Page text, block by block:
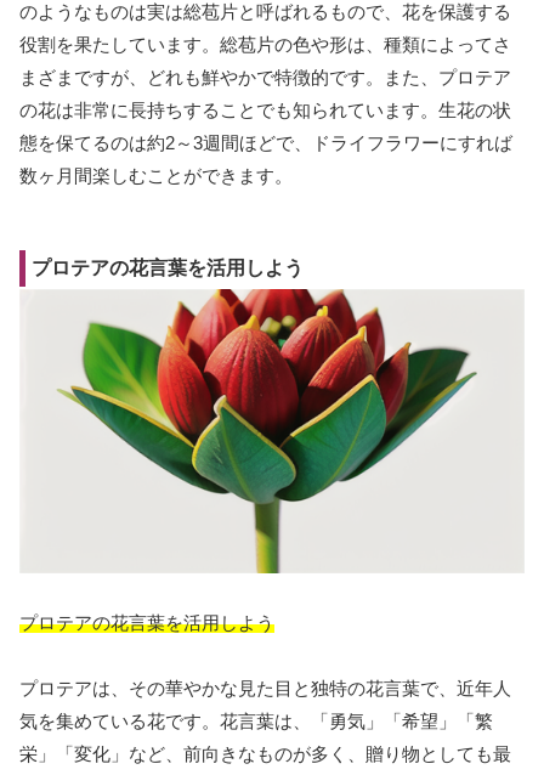
のようなものは実は総苞片と呼ばれるもので、花を保護する
役割を果たしています。総苞片の色や形は、種類によってさ
まざまですが、どれも鮮やかで特徴的です。また、プロテア
の花は非常に長持ちすることでも知られています。生花の状
態を保てるのは約2～3週間ほどで、ドライフラワーにすれば
数ヶ月間楽しむことができます。
プロテアの花言葉を活用しよう
プロテアの花言葉を活用しよう
プロテアは、その華やかな見た目と独特の花言葉で、近年人
気を集めている花です。花言葉は、「勇気」「希望」「繁
栄」「変化」など、前向きなものが多く、贈り物としても最